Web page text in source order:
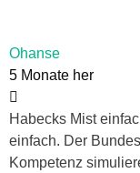
Ohanse
5 Monate her
Habecks Mist
einfach. Der
Kompetenz